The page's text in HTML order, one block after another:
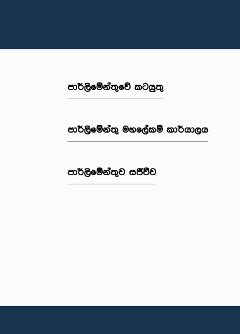
පාර්ලිමේන්තුවේ කටයුතු
පාර්ලිමේන්තු මහලේකම් කාර්යාලය
පාර්ලිමේන්තුව සජීවීව